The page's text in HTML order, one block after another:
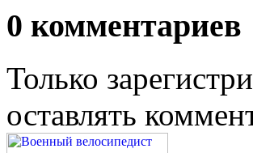
0 комментариев
Только
оставлять